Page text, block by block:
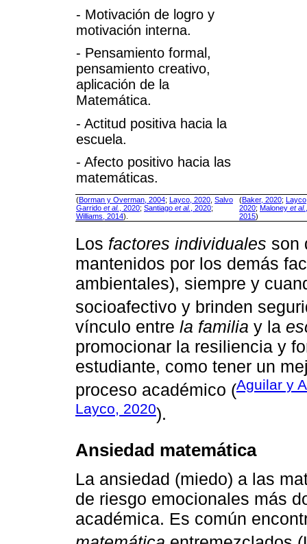
- Motivación de logro y
motivación interna.
- Pensamiento formal,
pensamiento creativo,
aplicación de la
Matemática.
- Actitud positiva hacia la
escuela.
- Afecto positivo hacia las
matemáticas.
(Borman y Overman, 2004; Layco, 2020 Salvo
Garrido et al. , 2020; Santiago et al. , 2020;
Williams, 2014).
(Baker, 2020;
2020; Maloney et al.
2015)
Los factores individuales son
mantenidos por los demás
ambientales), siempre y
socioafectivo y brinden
vínculo entre la familia y la
promocionar la resiliencia y
estudiante, como tener un
proceso académico (Aguilar y
Layco, 2020).
Ansiedad matemática
La ansiedad (miedo) a las
de riesgo emocionales más
académica. Es común